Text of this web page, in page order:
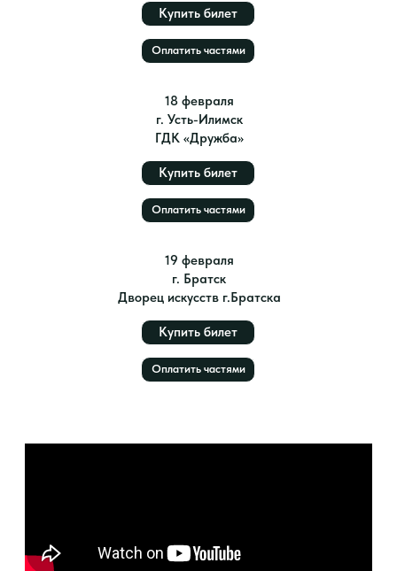
Купить билет
Оплатить частями
Купить билет
Оплатить частями
18 февраля
г. Усть-Илимск
ГДК «Дружба»
Купить билет
Оплатить частями
19 февраля
г. Братск
Дворец искусств г.Братска